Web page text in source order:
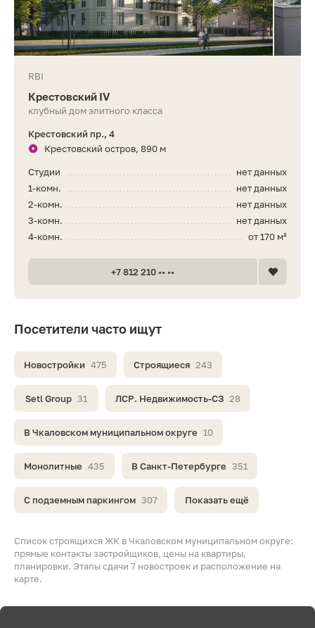
Список строящихся ЖК в Чкаловском муниципальном округе:
прямые контакты застройщиков, цены на квартиры,
планировки. Этапы сдачи 7 новостроек и расположение на
карте.
Посетители часто ищут
Новостройки 475 Строящиеся 243
Setl Group 31 ЛСР. Недвижимость-СЗ 28
В Чкаловском муниципальном округе 10
Монолитные 435 В Санкт-Петербурге 351
С подземным паркингом 307 Показать ещё
RBI
Крестовский IV
клубный дом элитного класса
Крестовский пр., 4
Крестовский остров, 890 м
нет данных
Студии
нет данных
1-комн.
нет данных
2-комн.
нет данных
3-комн.
от 170 м²
4-комн.
+7 812 210 •• ••